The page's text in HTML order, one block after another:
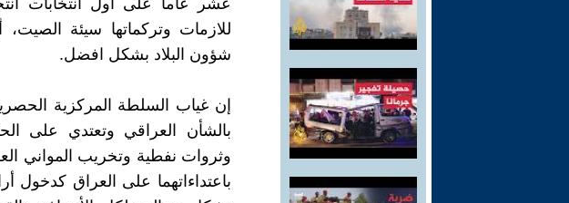
عشر عاما على اول انتخابات
للازمات وتركماتها سيئة
شؤون البلاد بشكل افضل.
إن غياب السلطة المركزية
بالشأن العراقي وتعتدي على
وثروات نفطية وتخريب المواني
باعتداءاتهما على العراق كدخول